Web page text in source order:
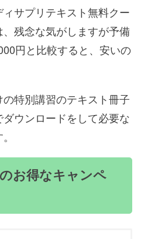
サプリテキスト無料クー
残念な気がしますが予備
円と比較すると、安いの
特別講習のテキスト冊子
ウンロードをして必要な
お得なキャンペ